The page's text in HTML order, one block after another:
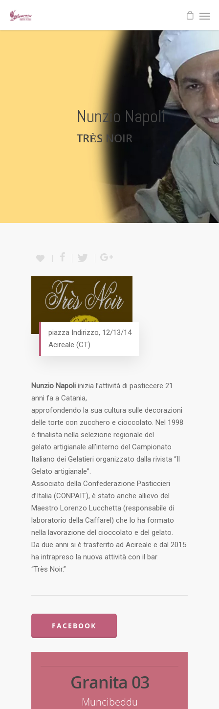
Nunzio Napoli
TRÈS NOIR
piazza Indirizzo, 12/13/14
Acireale (CT)
Nunzio Napoli inizia l’attività di pasticcere 21
anni fa a Catania,
approfondendo la sua cultura sulle decorazioni
delle torte con zucchero e cioccolato. Nel 1998
è finalista nella selezione regionale del
gelato artigianale all’interno del Campionato
Italiano dei Gelatieri organizzato dalla rivista “Il
Gelato artigianale”.
Associato della Confederazione Pasticcieri
d’Italia (CONPAIT), è stato anche allievo del
Maestro Lorenzo Lucchetta (responsabile di
laboratorio della Caffarel) che lo ha formato
nella lavorazione del cioccolato e del gelato.
Da due anni si è trasferito ad Acireale e dal 2015
ha intrapreso la nuova attività con il bar
“Très Noir.”
FACEBOOK
Granita 03
Muncibeddu